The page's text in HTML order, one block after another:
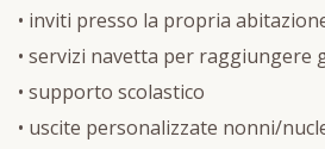
• inviti presso la propria
• servizi navetta per raggiungere
• supporto scolastico
• uscite personalizzate nonni/